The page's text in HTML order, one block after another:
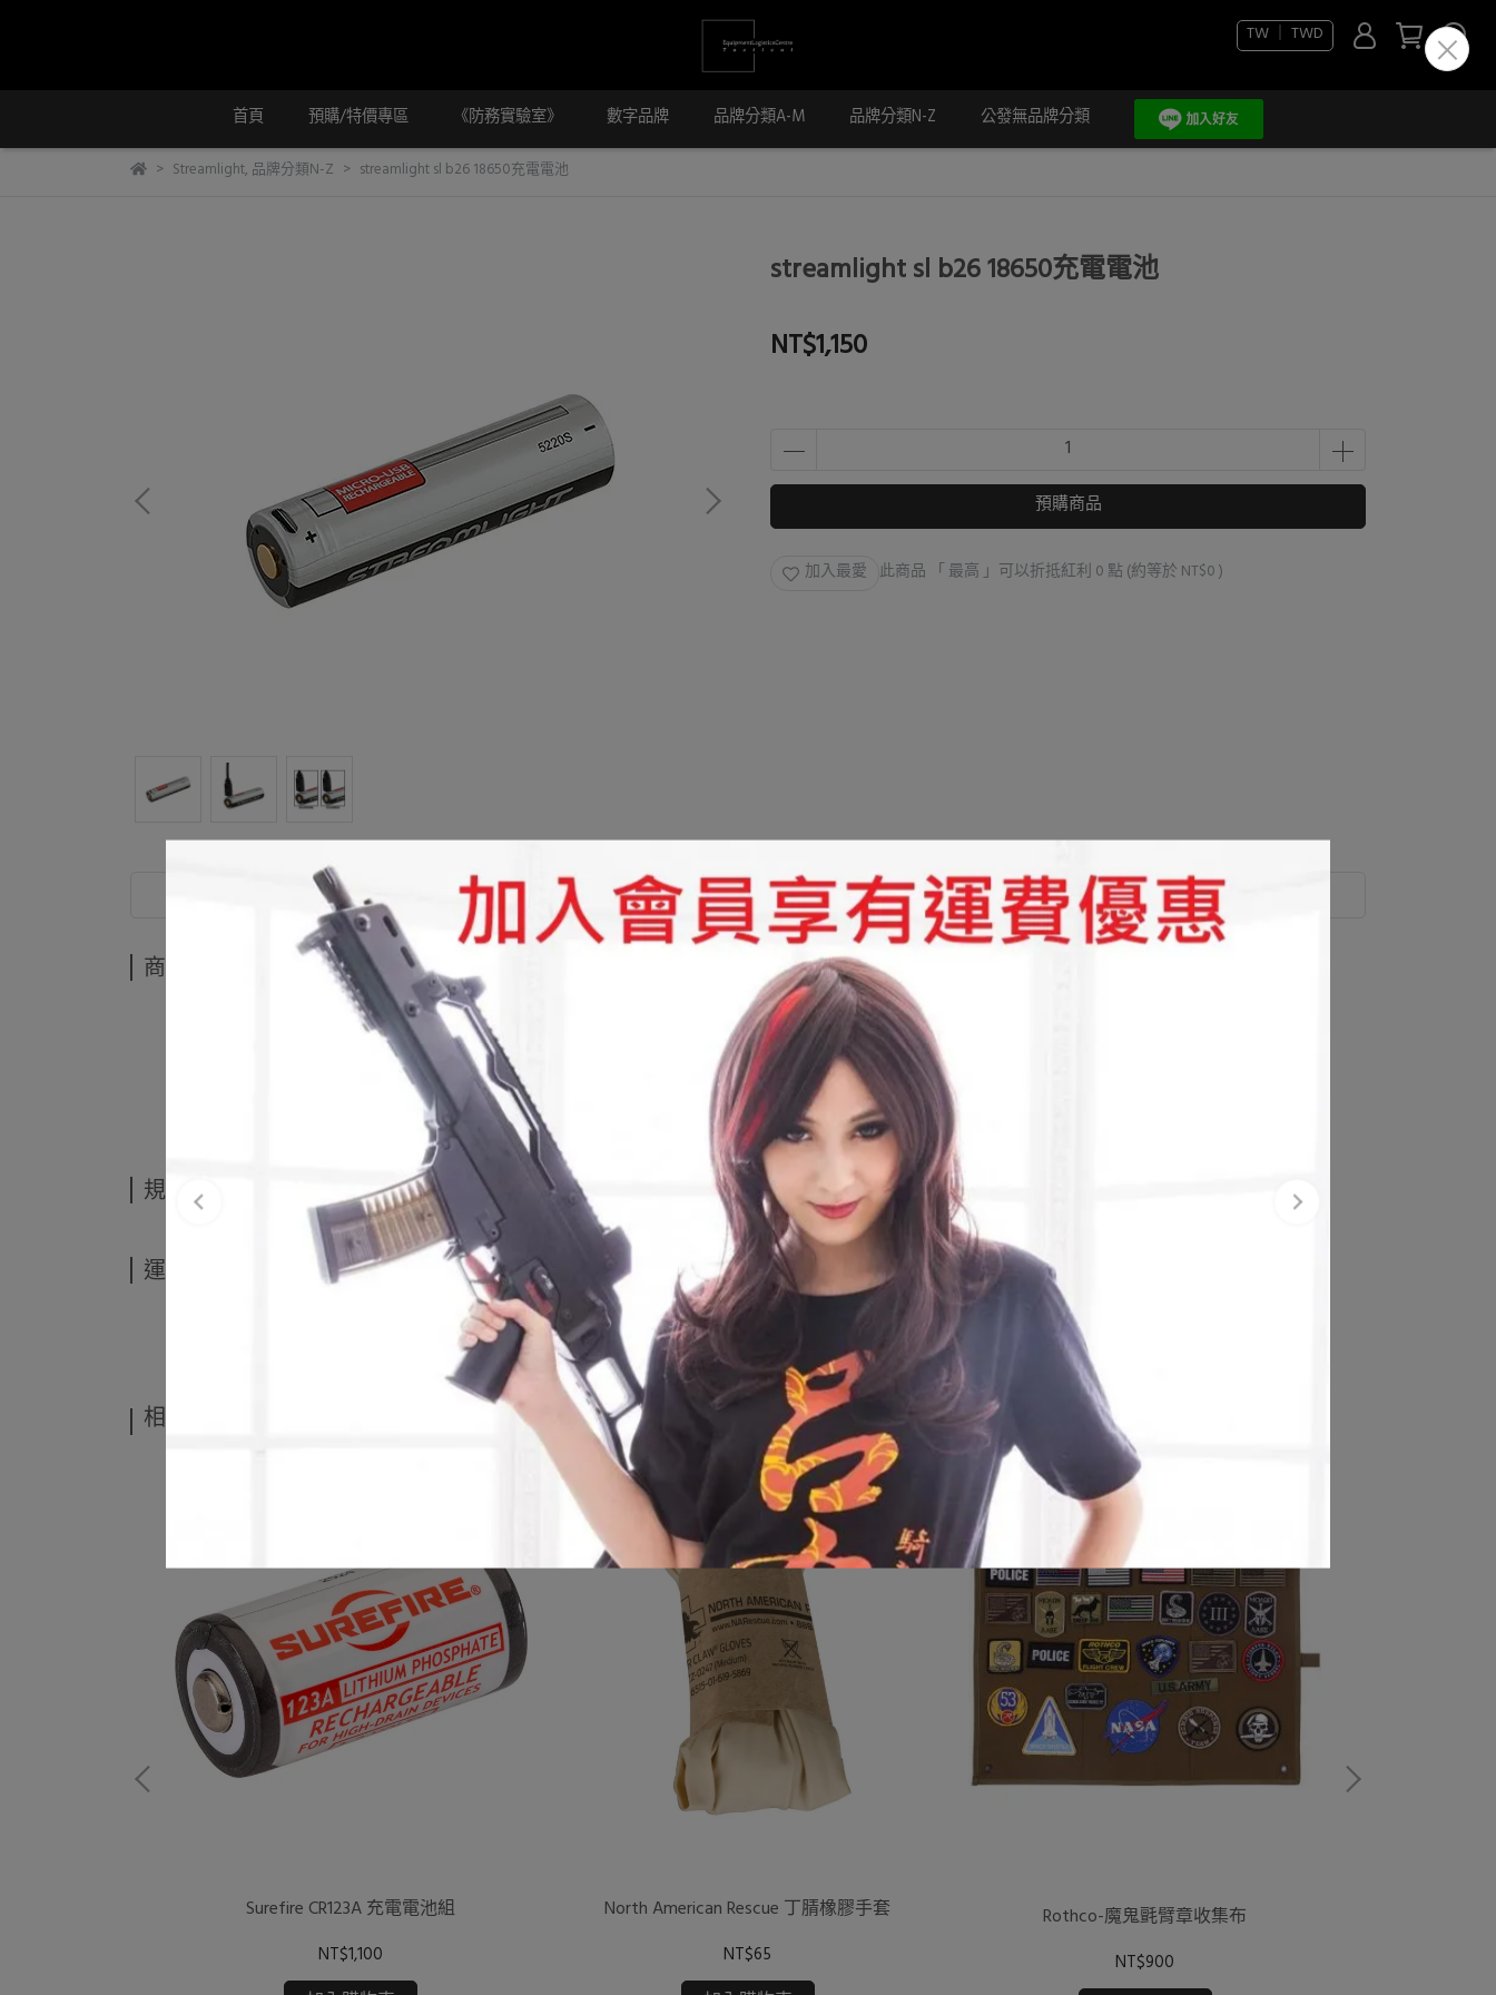
TW ｜ TWD
首頁 預購/特價專區 《防務實驗室》 數字品牌 品牌分類A-M 品牌分類N-Z 公發無品牌分類
Streamlight, 品牌分類N-Z streamlight sl b26 18650充電電池
streamlight sl b26 18650充電電池
NT$1,150
預購商品
加入最愛 此商品 「 最高 」可以折抵紅利0點 (約等於NT$0)
商品介紹 規格說明 運送方式
商品介紹
內建微型 USB 充電埠的受保護鋰離子充電電池組
整合式安全電路可保護電池組免受過度充電/過度放電
2.75 英吋（7.0 公分）； 1.7 盎司（48 克）
規格說明
運送方式
相關商品
Surefire CR123A 充電電池組
NT$1,100
North American Rescue 丁腈橡膠手套
NT$65
Rothco-魔鬼氈臂章收集布
NT$900